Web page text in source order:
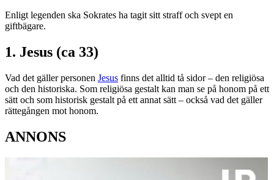
Enligt legenden ska Sokrates ha tagit sitt straff och svept en
giftbägare.
1. Jesus (ca 33)
Vad det gäller personen Jesus finns det alltid tå sidor – den religiösa
och den historiska. Som religiösa gestalt kan man se på honom på ett
sätt och som historisk gestalt på ett annat sätt – också vad det gäller
rättegången mot honom.
ANNONS